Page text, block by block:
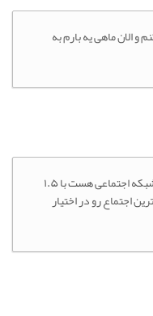
و الان ماهی یه بارم به
یادمون نره که فیسبوک یه شبکه اجتماعی هست با ۱.۵
اجتماع رو در اختیار